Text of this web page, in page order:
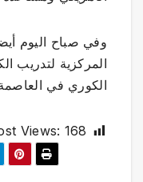
وفي صباح اليوم
المركزية لتدريب
الكوري في العاصمة
Views: 168